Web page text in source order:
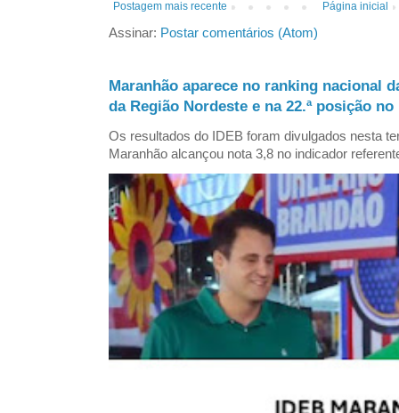
Postagem mais recente Página inicial
Assinar: Postar comentários (Atom)
Maranhão aparece no ranking nacional
da Região Nordeste e na 22.ª posição
Os resultados do IDEB foram divulgados nesta
Maranhão alcançou nota 3,8 no indicador